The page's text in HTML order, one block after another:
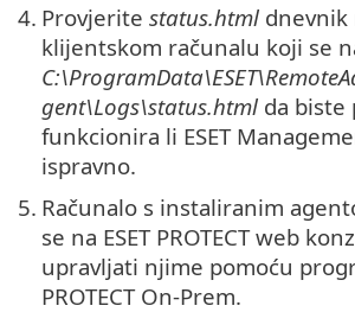
4. Provjerite status.html dnevnik
klijentskom računalu koji se
gent\Logs\status.html da biste
funkcionira li ESET
ispravno.
5. Računalo s instaliranim
se na ESET PROTECT web
upravljati njime pomoću
PROTECT On-Prem.